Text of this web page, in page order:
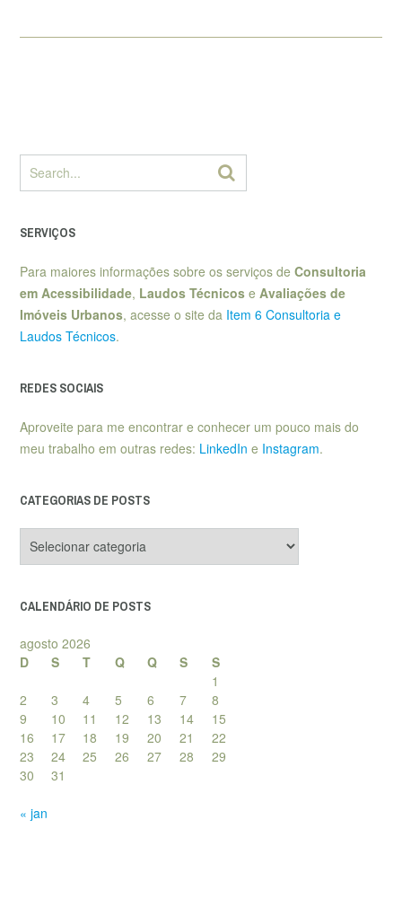
SERVIÇOS
Para maiores informações sobre os serviços de Consultoria
em Acessibilidade, Laudos Técnicos e Avaliações de
Imóveis Urbanos, acesse o site da Item 6 Consultoria e
Laudos Técnicos.
REDES SOCIAIS
Aproveite para me encontrar e conhecer um pouco mais do
meu trabalho em outras redes: LinkedIn e Instagram.
CATEGORIAS DE POSTS
de
CALENDÁRIO DE POSTS
agosto 2026
D
S T Q Q S
S
1
2
3 4 5 6 7
8
9
10 11 12 13 14
15
16
17 18 19 20 21
22
23
24 25 26 27 28
29
30
31
« jan